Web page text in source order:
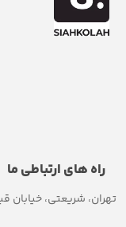
راه های ارتباطی ما
تهران، شریعتی، خیابان قبا